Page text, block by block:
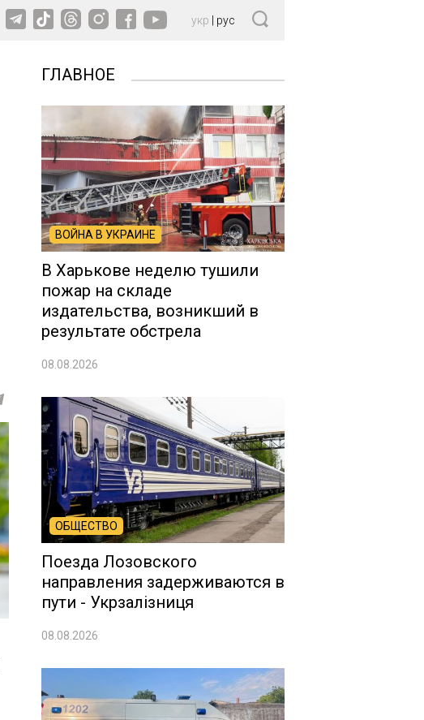
укр рус
ГЛАВНОЕ
ВОЙНА В УКРАИНЕ
В Харькове неделю тушили
пожар на складе
издательства, возникший в
результате обстрела
08.08.2026
ОБЩЕСТВО
Поезда Лозовского
направления задерживаются в
пути - Укрзалізниця
08.08.2026